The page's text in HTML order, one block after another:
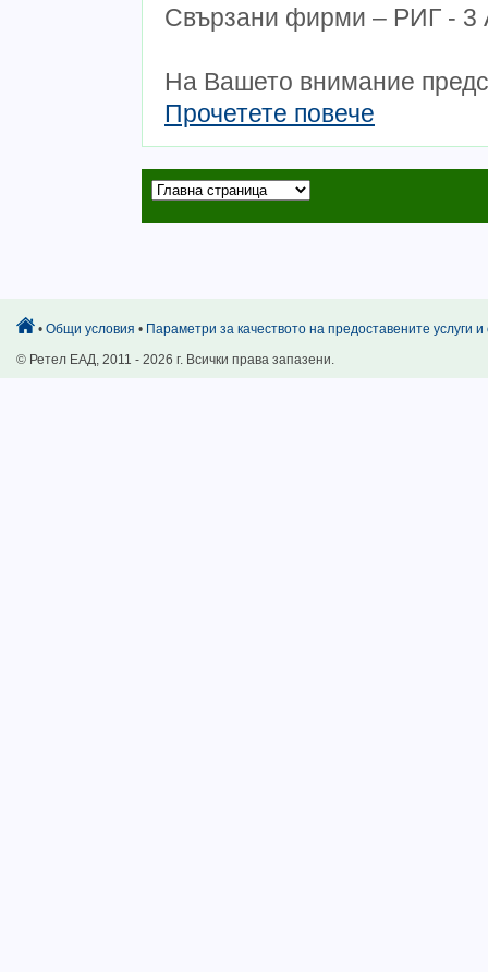
Свързани фирми – РИГ -
На Вашето внимание
Прочетете повече
• Общи условия • Параметри за качеството на предоставените услуги
© Ретел ЕАД, 2011 - 2026 г. Всички права запазени.